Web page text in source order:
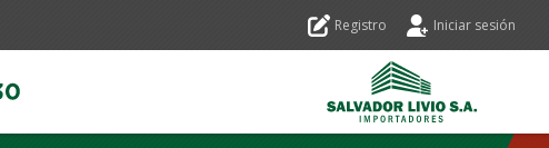
Registro Iniciar sesión